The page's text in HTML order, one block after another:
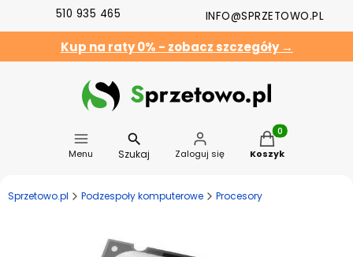
510 935 465 INFO@SPRZETOWO.PL
Kup na raty 0% - zobacz szczegóły →
Menu Szukaj Zaloguj się
Produkty w
Koszyk
Sprzetowo.pl Podzespoły komputerowe Procesory